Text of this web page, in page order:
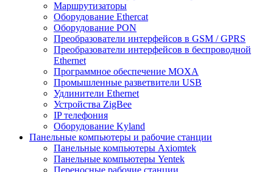
Маршрутизаторы
Оборудование Ethercat
Оборудование PON
Преобразователи интерфейсов в GSM / GPRS
Преобразователи интерфейсов в беспроводной
Ethernet
Программное обеспечение MOXA
Промышленные разветвители USB
Удлинители Ethernet
Устройства ZigBee
IP телефония
Оборудование Kyland
Панельные компьютеры и рабочие станции
Панельные компьютеры Axiomtek
Панельные компьютеры Yentek
Переносные рабочие станции